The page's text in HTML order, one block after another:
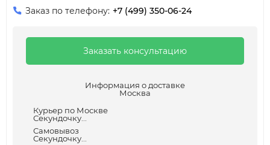
Заказ по телефону: +7 (499) 350-06-24
Заказать консультацию
Информация о доставке
Москва
Курьер по Москве
Секундочку...
Самовывоз
Секундочку...